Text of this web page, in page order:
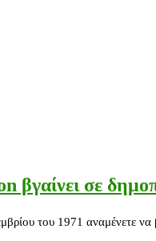
σε
του 1971 αναμένετε